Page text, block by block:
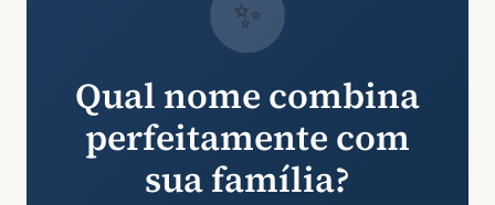
✨
Qual nome combina
perfeitamente com
sua família?